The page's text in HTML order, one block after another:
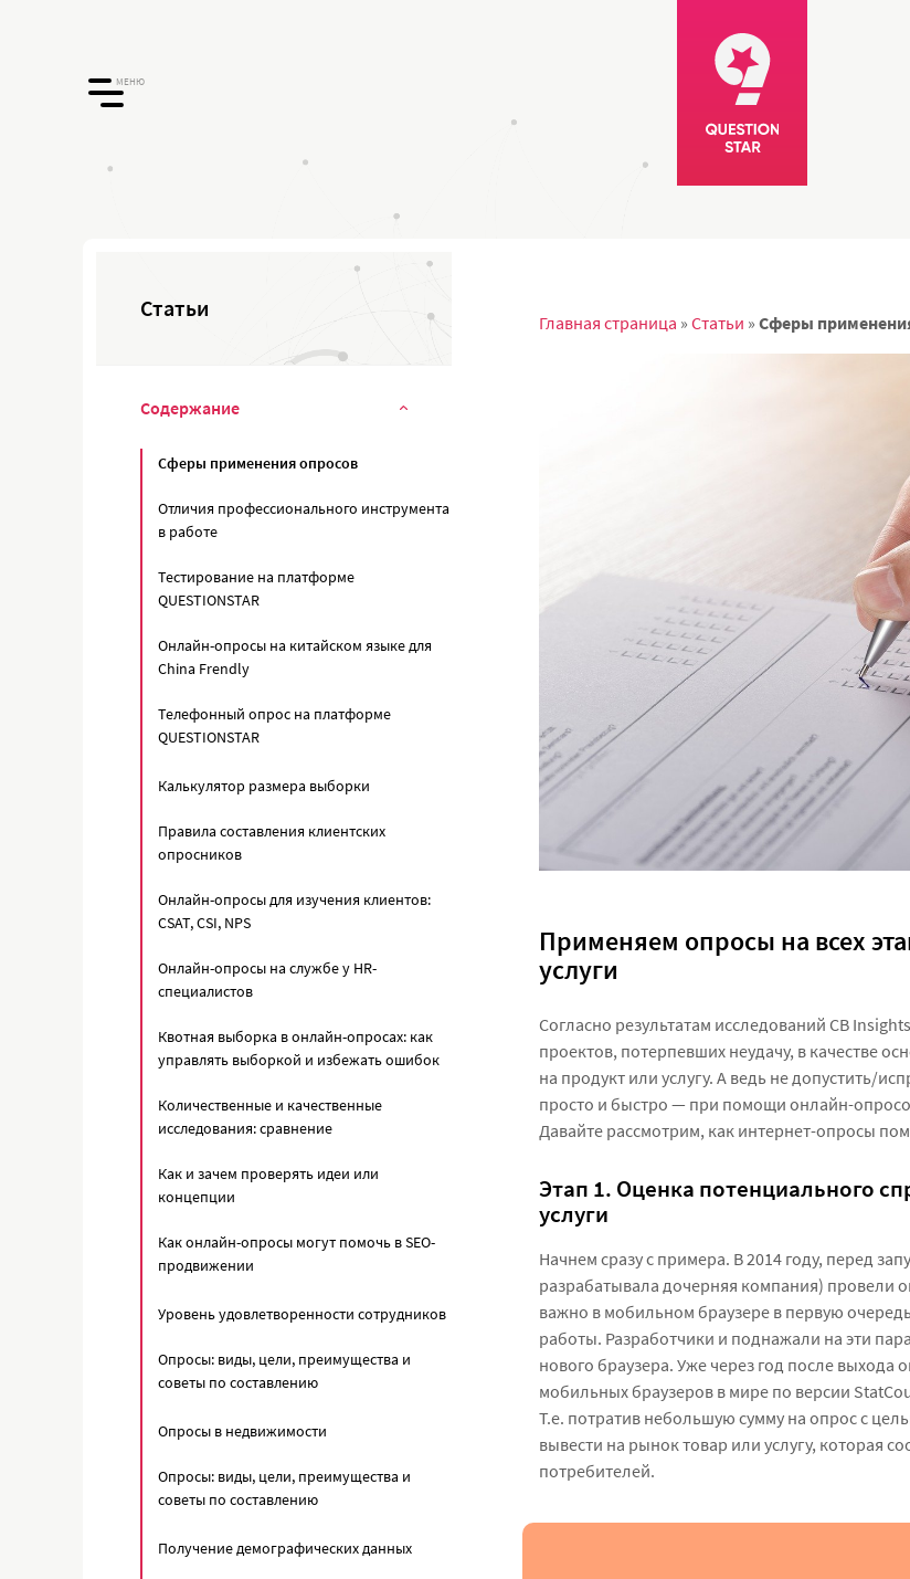
МЕНЮ
Статьи
Содержание
Сферы применения опросов
Отличия профессионального инструмента
в работе
Тестирование на платформе
QUESTIONSTAR
Онлайн-опросы на китайском языке для
China Frendly
Телефонный опрос на платформе
QUESTIONSTAR
Калькулятор размера выборки
Правила составления клиентских
опросников
Онлайн-опросы для изучения клиентов:
CSAT, CSI, NPS
Онлайн-опросы на службе у HR-
специалистов
Квотная выборка в онлайн-опросах: как
управлять выборкой и избежать ошибок
Количественные и качественные
исследования: сравнение
Как и зачем проверять идеи или
концепции
Как онлайн-опросы могут помочь в SEO-
продвижении
Уровень удовлетворенности сотрудников
Опросы: виды, цели, преимущества и
советы по составлению
Опросы в недвижимости
Опросы: виды, цели, преимущества и
советы по составлению
Получение демографических данных
Главная страница » Статьи » Сферы
Применяем опросы на всех
услуги
Согласно результатам исследований CB
проектов, потерпевших неудачу, в качестве
на продукт или услугу. А ведь не допустить/
просто и быстро — при помощи онлайн-
Давайте рассмотрим, как интернет-опросы
Этап 1. Оценка потенциального
услуги
Начнем сразу с примера. В 2014 году, перед
разрабатывала дочерняя компания) провели
важно в мобильном браузере в первую
работы. Разработчики и поднажали на эти
нового браузера. Уже через год после
мобильных браузеров в мире по версии
Т.е. потратив небольшую сумму на опрос с
вывести на рынок товар или услугу, которая
потребителей.